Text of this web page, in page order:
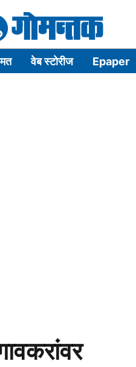
वेब स्टोरीज Epaper